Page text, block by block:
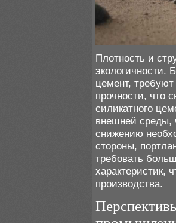
Плотность и
экологичности.
цемент,
прочности, что
силикатного
внешней среды,
снижению
стороны,
требовать
характеристик,
производства.